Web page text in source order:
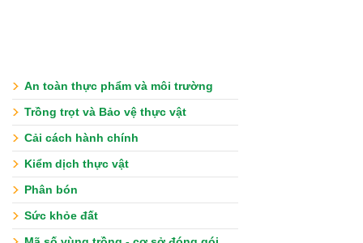
An toàn thực phẩm và môi trường
Trồng trọt và Bảo vệ thực vật
Cải cách hành chính
Kiểm dịch thực vật
Phân bón
Sức khỏe đất